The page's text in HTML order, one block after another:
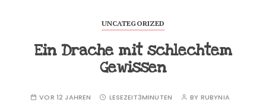
UNCATEGORIZED
Ein Drache mit schlechtem
Gewissen
VOR 12 JAHREN LESEZEIT3MINUTEN BY RUBYNIA